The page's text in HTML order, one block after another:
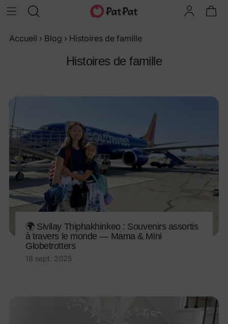
Accueil › Blog › Histoires de famille
Histoires de famille
🌍 Sivilay Thiphakhinkeo : Souvenirs assortis
à travers le monde — Mama & Mini
Globetrotters
18 sept. 2025